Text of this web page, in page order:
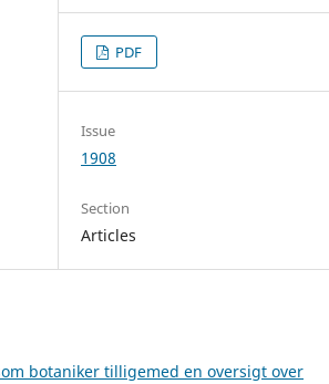
PDF
Issue
1908
Section
Articles
botaniker tilligemed en oversigt over